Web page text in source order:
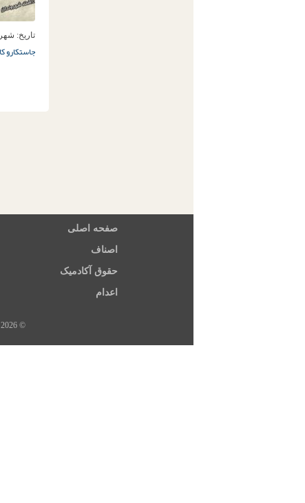
تاریخ: شهریور
جاستکارو
صفحه اصلی
اصناف
حقوق آکادمیک
اعدام
© 2026 کلیه حقوق این سایت متعلق به خبرگزاری هرانا، ارگان خبری مجموعه فعالان حقوق بشر در ایران است